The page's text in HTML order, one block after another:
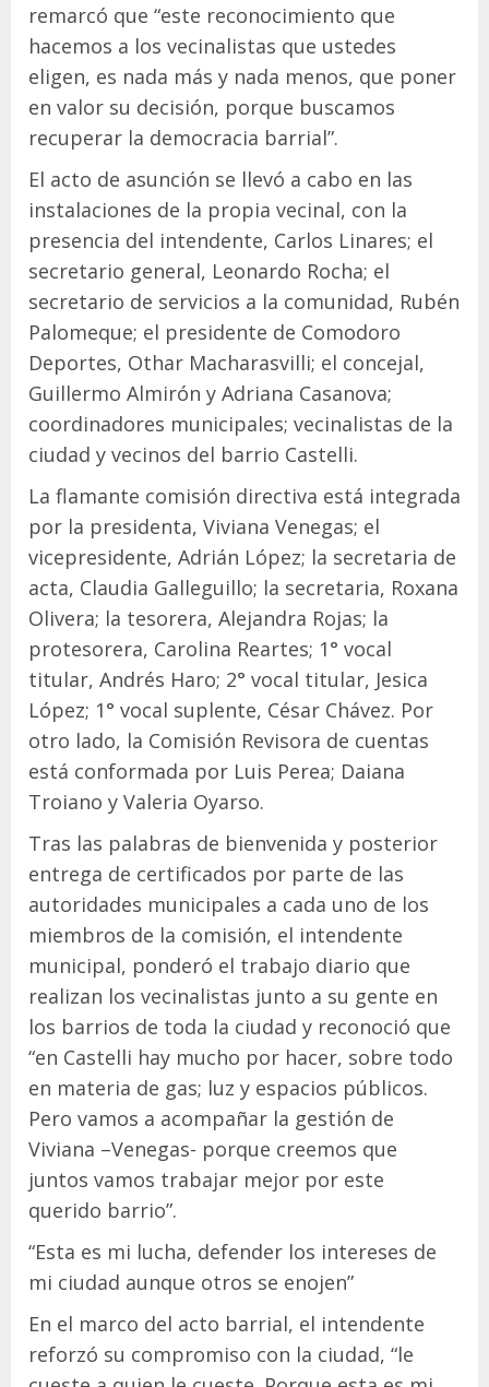
remarcó que “este reconocimiento que
hacemos a los vecinalistas que ustedes
eligen, es nada más y nada menos, que poner
en valor su decisión, porque buscamos
recuperar la democracia barrial”.
El acto de asunción se llevó a cabo en las
instalaciones de la propia vecinal, con la
presencia del intendente, Carlos Linares; el
secretario general, Leonardo Rocha; el
secretario de servicios a la comunidad, Rubén
Palomeque; el presidente de Comodoro
Deportes, Othar Macharasvilli; el concejal,
Guillermo Almirón y Adriana Casanova;
coordinadores municipales; vecinalistas de la
ciudad y vecinos del barrio Castelli.
La flamante comisión directiva está integrada
por la presidenta, Viviana Venegas; el
vicepresidente, Adrián López; la secretaria de
acta, Claudia Galleguillo; la secretaria, Roxana
Olivera; la tesorera, Alejandra Rojas; la
protesorera, Carolina Reartes; 1° vocal
titular, Andrés Haro; 2° vocal titular, Jesica
López; 1° vocal suplente, César Chávez. Por
otro lado, la Comisión Revisora de cuentas
está conformada por Luis Perea; Daiana
Troiano y Valeria Oyarso.
Tras las palabras de bienvenida y posterior
entrega de certificados por parte de las
autoridades municipales a cada uno de los
miembros de la comisión, el intendente
municipal, ponderó el trabajo diario que
realizan los vecinalistas junto a su gente en
los barrios de toda la ciudad y reconoció que
“en Castelli hay mucho por hacer, sobre todo
en materia de gas; luz y espacios públicos.
Pero vamos a acompañar la gestión de
Viviana –Venegas- porque creemos que
juntos vamos trabajar mejor por este
querido barrio”.
“Esta es mi lucha, defender los intereses de
mi ciudad aunque otros se enojen”
En el marco del acto barrial, el intendente
reforzó su compromiso con la ciudad, “le